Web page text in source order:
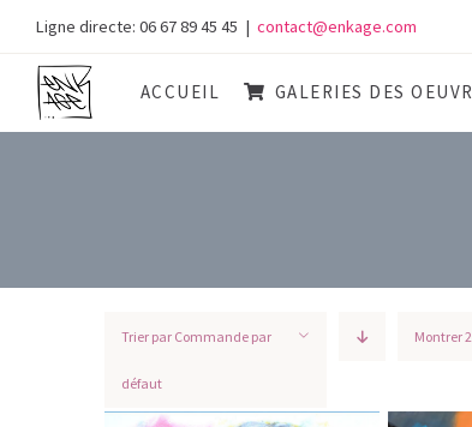
content
Ligne directe: 06 67 89 45 45 | contact@enkage.com
ACCUEIL GALERIES DES
Trier par Commande par
défaut
Montrer